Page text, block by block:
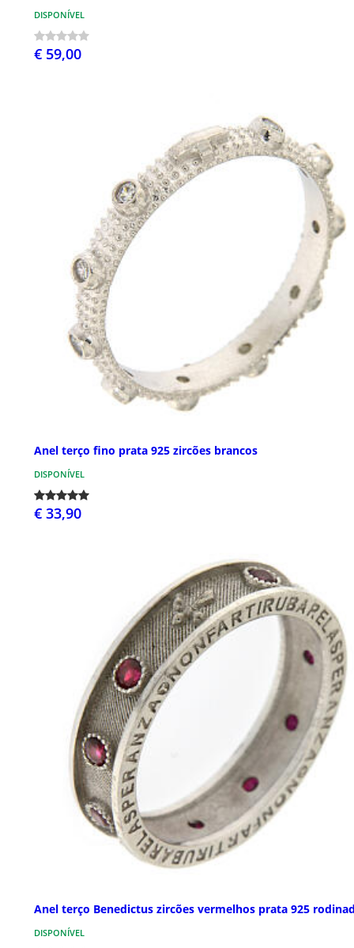
DISPONÍVEL
€ 59,00
Anel terço fino prata 925 zircões brancos
DISPONÍVEL
€ 33,90
Anel terço Benedictus zircões vermelhos prata 925
DISPONÍVEL